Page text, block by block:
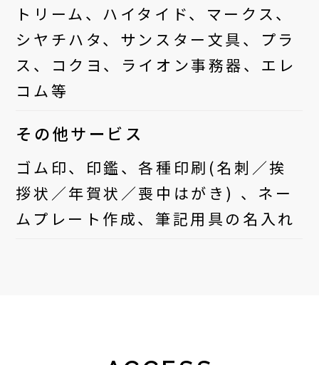
トリーム、ハイタイド、マークス、
シヤチハタ、サンスター文具、プラ
ス、コクヨ、ライオン事務器、エレ
コム等
その他サービス
ゴム印、印鑑、各種印刷(名刺／挨
拶状／年賀状／喪中はがき) 、ネー
ムプレート作成、筆記用具の名入れ